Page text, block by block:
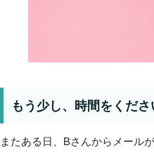
もう少し、時間をくださ
またある日、Bさんからメール